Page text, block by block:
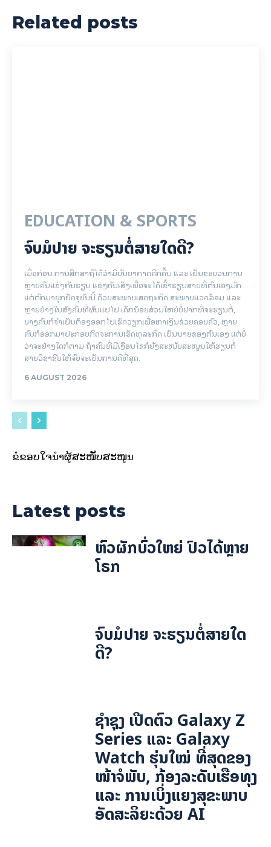
Related posts
EDUCATION & SPORTS
ຈົບມໍປາຍ ຈະຮຽນຕໍ່ສາຍໃດດີ?
ເມື່ອກ່ອນ ການສຶກສາຖືໄດ້ວ່າມີບັນຍາກາດຄຶກຄື້ນ ແລະ ເປັນຂະບວນການ
ຫຼາຍຄົນແຂ່ງກັນຮຽນ ແຂ່ງກັນເສັງເພື່ອຈະໄດ້ເຂົ້າຮຽນສາຍທີ່ຕົນເອງມັກ
ແຕ່ຕົກມາຍຸກປັດຈຸບັນນີ້ ດ້ວຍສະພາບເສດຖະກິດ ສະພາບແວດລ້ອມ ແລະ
ຫຼາຍຢ່າງໃນສັງຄົມທີ່ຜັນແປໄປ ເດັກນ້ອຍສ່ວນໃຫຍ່ບໍ່ຢາກທີ່ຈະຮຽນຕໍ່,
ບາງຄົນກໍຈຳເປັນຕ້ອງອອກໄປເຮັດວຽກເພື່ອຫາເງິນຊ່ວຍຄອບຄົວ, ຫຼາຍ
ຄົນກໍອອກມາປະກອບກິດຈະການເຮັດທຸລະກິດ ເປັນນາຍຂອງຕົນເອງ ແຕ່ບໍ່
ວ່າຈະຢ່າງໃດກໍຕາມ ຖ້າຄົນທີ່ມີເງືອນໄຂກໍຍັງສະໜັບສະໜູນໃຫ້ຮຽນຕໍ່
ສາຍວິຊາຊີບໃຫ້ຈົບຈະເປັນການດີທີ່ສຸດ.
6 AUGUST 2026
ຂໍຂອບໃຈນຳຜູ້ສະໜັບສະໜູນ
Latest posts
ຫົວຜັກບົ່ວໃຫຍ່ ປົວໄດ້ຫຼາຍ
ໂຣກ
ຈົບມໍປາຍ ຈະຮຽນຕໍ່ສາຍໃດ
ດີ?
ຊຳຊຸງ ເປີດຕົວ Galaxy Z
Series ແລະ Galaxy
Watch ຮຸ່ນໃໝ່ ທີ່ສຸດຂອງ
ໜ້າຈໍພັບ, ກ້ອງລະດັບເຮືອທຸງ
ແລະ ການເບິ່ງແຍງສຸຂະພາບ
ອັດສະລິຍະດ້ວຍ AI